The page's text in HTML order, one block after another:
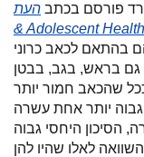
פורסם בכתב העת The Lancet Child
& Adolescent Health
אחריהם בהתאם לכאב כרוני
אלא גם בראש, בגב, בבטן
שהכאב חמור יותר
גבוה יותר אחת עשרה
הסיכון היחסי גבוה
עבור בינונית - גבוה ב-65% בהשוואה לאלו שהיו להן